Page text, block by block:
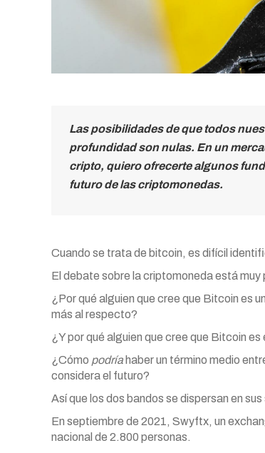
Las posibilidades de que todos
profundidad son nulas. En un
cripto, quiero ofrecerte algunos
futuro de las criptomonedas.
Cuando se trata de bitcoin, es difícil
El debate sobre la criptomoneda está muy
¿Por qué alguien que cree que Bitcoin es
más al respecto?
¿Y por qué alguien que cree que Bitcoin
¿Cómo podría haber un término medio
considera el futuro?
Así que los dos bandos se dispersan en
En septiembre de 2021, Swyftx, un
nacional de 2.800 personas.